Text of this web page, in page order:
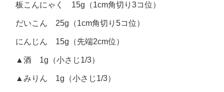
板こんにゃく 15g（1cm角切り3コ位）
だいこん 25g（1cm角切り5コ位）
にんじん 15g（先端2cm位）
▲酒 1g（小さじ1/3）
▲みりん 1g（小さじ1/3）